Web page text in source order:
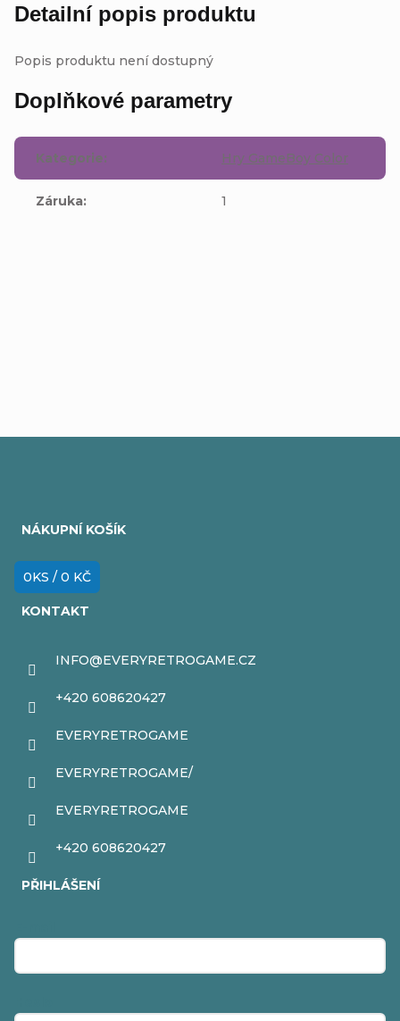
Detailní popis produktu
Popis produktu není dostupný
Doplňkové parametry
Kategorie: Hry GameBoy Color
Záruka: 1
NÁKUPNÍ KOŠÍK
0KS / 0 KČ
KONTAKT
INFO@EVERYRETROGAME.CZ
+420 608620427
EVERYRETROGAME
EVERYRETROGAME/
EVERYRETROGAME
+420 608620427
PŘIHLÁŠENÍ